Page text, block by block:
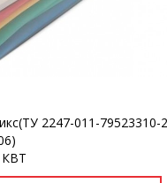
2247-011-79523310-
КВТ